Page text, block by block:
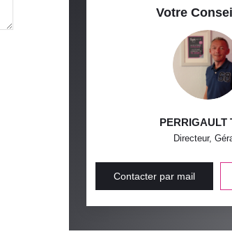
Votre
PERRIGAULT
Directeur,
Contacter par mail